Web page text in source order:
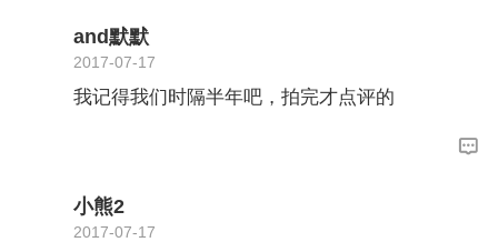
and默默
2017-07-17
我记得我们时隔半年吧，拍完才点评的
小熊2
2017-07-17